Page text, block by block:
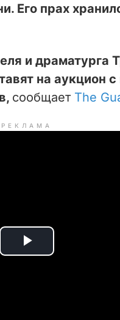
Его прах
и драматурга
на аукцион с
сообщает The
РЕКЛАМА
P